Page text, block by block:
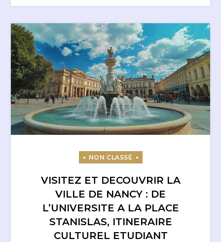
VISITEZ ET DECOUVRIR LA
VILLE DE NANCY : DE
L’UNIVERSITE A LA PLACE
STANISLAS, ITINERAIRE
CULTUREL ETUDIANT